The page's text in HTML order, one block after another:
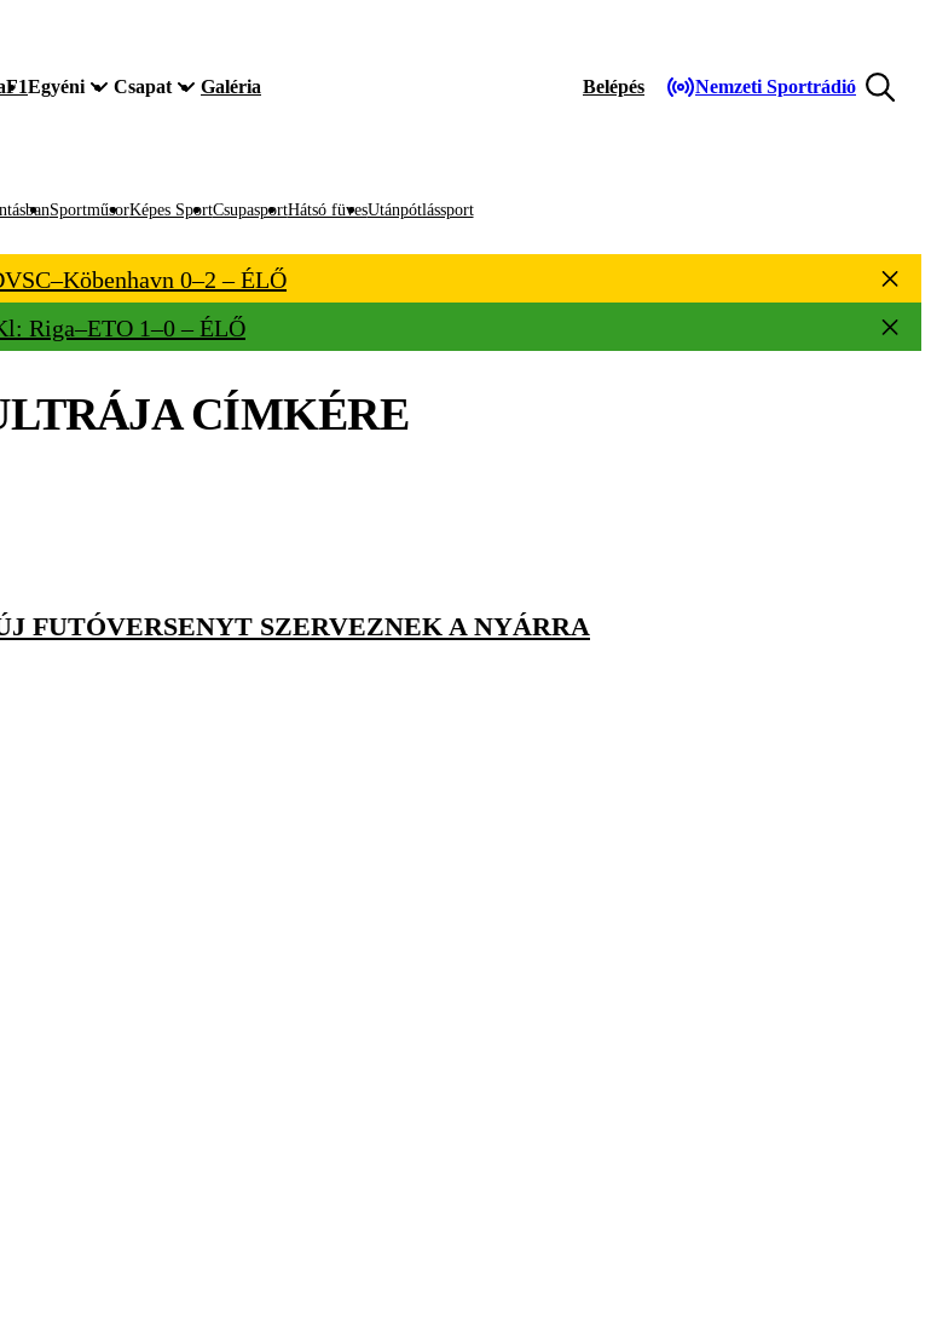
F1Egyéni Csapat Galéria Belépés Nemzeti Sportrádió
SportműsorKépes SportCsupasportHátsó füvesUtánpótlássport
0–2 – ÉLŐ
Riga–ETO 1–0 – ÉLŐ
CÍMKÉRE
FUTÓVERSENYT SZERVEZNEK A NYÁRRA